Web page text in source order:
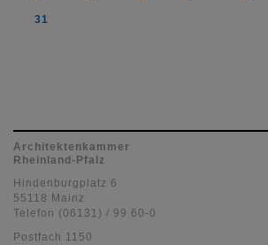
31
Architektenkammer
Rheinland-Pfalz
Hindenburgplatz 6
55118 Mainz
Telefon (06131) / 99 60-0
Postfach 1150